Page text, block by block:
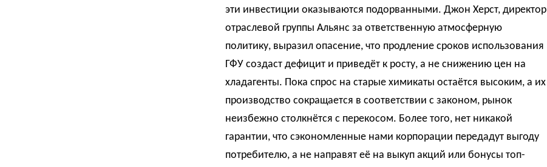
эти инвестиции оказываются подорванными. Джон Херст, директор
отраслевой группы Альянс за ответственную атмосферную
политику, выразил опасение, что продление сроков использования
ГФУ создаст дефицит и приведёт к росту, а не снижению цен на
хладагенты. Пока спрос на старые химикаты остаётся высоким, а их
производство сокращается в соответствии с законом, рынок
неизбежно столкнётся с перекосом. Более того, нет никакой
гарантии, что сэкономленные нами корпорации передадут выгоду
потребителю, а не направят её на выкуп акций или бонусы топ-